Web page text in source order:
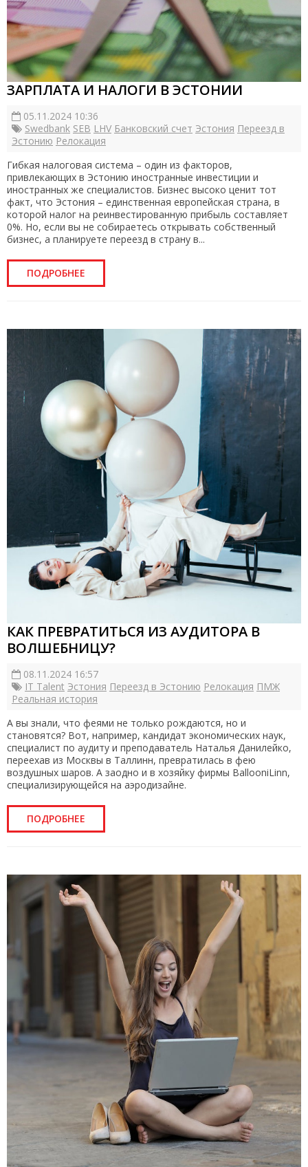
ЗАРПЛАТА И НАЛОГИ В ЭСТОНИИ
05.11.2024 10:36
Swedbank SEB LHV Банковский счет Эстония Переезд в
Эстонию Релокация
Гибкая налоговая система – один из факторов,
привлекающих в Эстонию иностранные инвестиции и
иностранных же специалистов. Бизнес высоко ценит тот
факт, что Эстония – единственная европейская страна, в
которой налог на реинвестированную прибыль составляет
0%. Но, если вы не собираетесь открывать собственный
бизнес, а планируете переезд в страну в...
ПОДРОБНЕЕ
КАК ПРЕВРАТИТЬСЯ ИЗ АУДИТОРА В
ВОЛШЕБНИЦУ?
08.11.2024 16:57
IT Talent Эстония Переезд в Эстонию Релокация ПМЖ
Реальная история
А вы знали, что феями не только рождаются, но и
становятся? Вот, например, кандидат экономических наук,
специалист по аудиту и преподаватель Наталья Данилейко,
переехав из Москвы в Таллинн, превратилась в фею
воздушных шаров. А заодно и в хозяйку фирмы BallooniLinn,
специализирующейся на аэродизайне.
ПОДРОБНЕЕ